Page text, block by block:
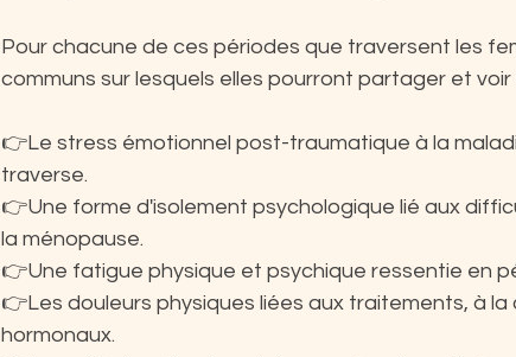
Pour chacune de ces périodes que traversent les
communs sur lesquels elles pourront partager et voir
👉Le stress émotionnel post-traumatique à la
traverse.
👉Une forme d'isolement psychologique lié aux
la ménopause.
👉Une fatigue physique et psychique ressentie en
👉Les douleurs physiques liées aux traitements, à
hormonaux.